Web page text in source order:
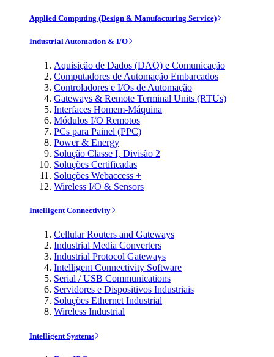
Applied Computing (Design & Manufacturing Service)
Industrial Automation & I/O
Aquisição de Dados (DAQ) e Comunicação
Computadores de Automação Embarcados
Controladores e I/Os de Automação
Gateways & Remote Terminal Units (RTUs)
Interfaces Homem-Máquina
Módulos I/O Remotos
PCs para Painel (PPC)
Power & Energy
Solução Classe I, Divisão 2
Soluções Certificadas
Soluções Webaccess +
Wireless I/O & Sensors
Intelligent Connectivity
Cellular Routers and Gateways
Industrial Media Converters
Industrial Protocol Gateways
Intelligent Connectivity Software
Serial / USB Communications
Servidores e Dispositivos Industriais
Soluções Ethernet Industrial
Wireless Industrial
Intelligent Systems